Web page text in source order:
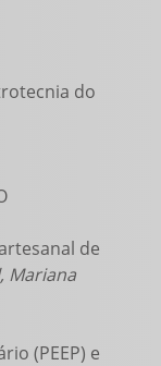
do
de
Mariana
(PEEP) e